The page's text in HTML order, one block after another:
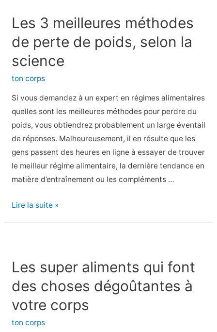
« XE
le
cancer
Les 3 meilleures méthodes
de perte de poids, selon la
science
ton corps
Si vous demandez à un expert en régimes alimentaires
quelles sont les meilleures méthodes pour perdre du
poids, vous obtiendrez probablement un large éventail
de réponses. Malheureusement, il en résulte que les
gens passent des heures en ligne à essayer de trouver
le meilleur régime alimentaire, la dernière tendance en
matière d’entraînement ou les compléments …
Les
perte
de
poids,
selon
la
Lire la suite »
Les super aliments qui font
des choses dégoûtantes à
votre corps
ton corps